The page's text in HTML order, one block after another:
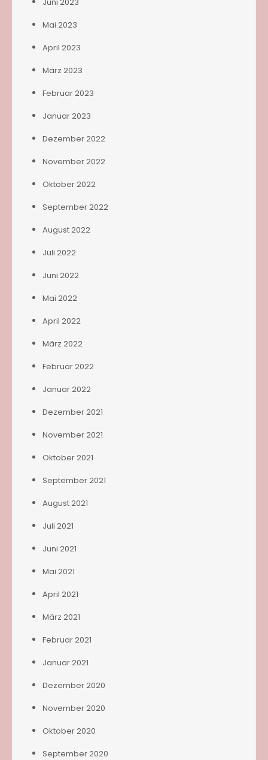
Mai 2023
April 2023
März 2023
Februar 2023
Januar 2023
Dezember 2022
November 2022
Oktober 2022
September 2022
August 2022
Juli 2022
Juni 2022
Mai 2022
April 2022
März 2022
Februar 2022
Januar 2022
Dezember 2021
November 2021
Oktober 2021
September 2021
August 2021
Juli 2021
Juni 2021
Mai 2021
April 2021
März 2021
Februar 2021
Januar 2021
Dezember 2020
November 2020
Oktober 2020
September 2020